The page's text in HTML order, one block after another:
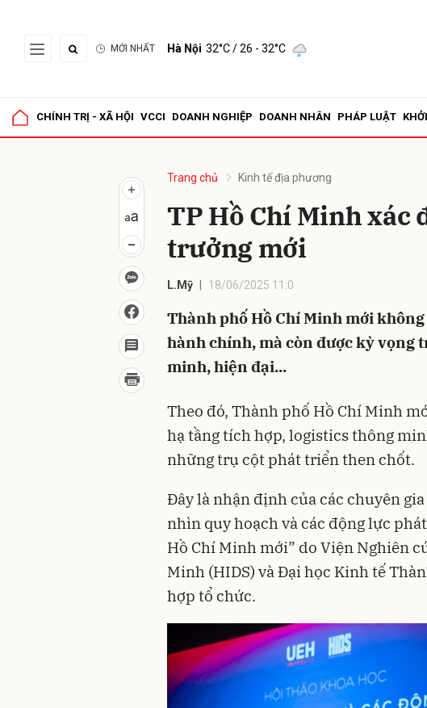
MỚI NHẤT Hà Nội 32°C/ 26 - 32°C
CHÍNH TRỊ - XÃ HỘI VCCI DOANH NGHIỆP DOANH NHÂN PHÁP LUẬT
Trang chủ Kinh tế địa phương
TP Hồ Chí Minh xác
trưởng mới
L.Mỹ 18/06/2025 11:0
Thành phố Hồ Chí Minh mới
hành chính, mà còn được kỳ vọng
minh, hiện đại...
Theo đó, Thành phố Hồ Chí Minh
hạ tầng tích hợp, logistics thông
những trụ cột phát triển then chốt.
Đây là nhận định của các chuyên
nhìn quy hoạch và các động lực
Hồ Chí Minh mới” do Viện Nghiên
Minh (HIDS) và Đại học Kinh tế
hợp tổ chức.